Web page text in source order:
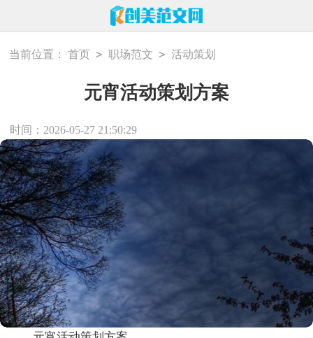
当前位置： 首页 > 职场范文 > 活动策划
元宵活动策划方案
时间：2026-05-27 21:50:29